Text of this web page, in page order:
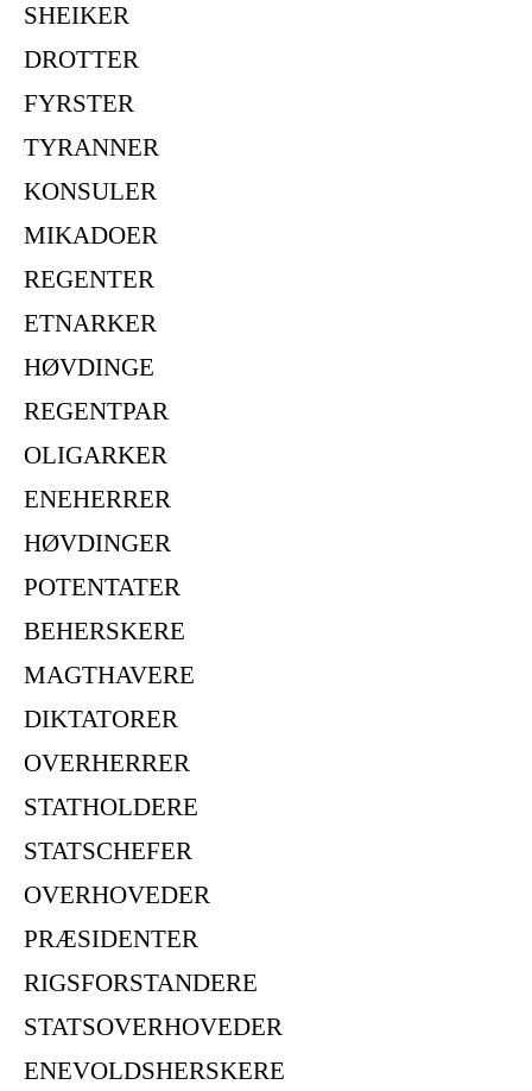
SHEIKER
DROTTER
FYRSTER
TYRANNER
KONSULER
MIKADOER
REGENTER
ETNARKER
HØVDINGE
REGENTPAR
OLIGARKER
ENEHERRER
HØVDINGER
POTENTATER
BEHERSKERE
MAGTHAVERE
DIKTATORER
OVERHERRER
STATHOLDERE
STATSCHEFER
OVERHOVEDER
PRÆSIDENTER
RIGSFORSTANDERE
STATSOVERHOVEDER
ENEVOLDSHERSKERE